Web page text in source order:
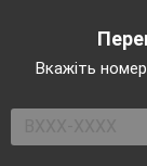
Вкажіть